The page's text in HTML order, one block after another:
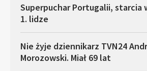
Superpuchar Portugalii, starcia
1. lidze
Nie żyje dziennikarz TVN24
Morozowski. Miał 69 lat